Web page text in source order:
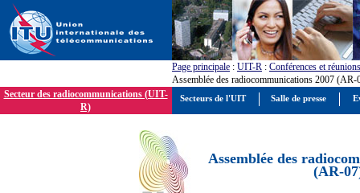
Page principale : UIT-R : Conférences et réunions
Assemblée des radiocommunications 2007 (AR-
Secteur des radiocommunications (UIT-
R)
Assemblée des
(AR-
Secteurs de l'UIT Salle de presse